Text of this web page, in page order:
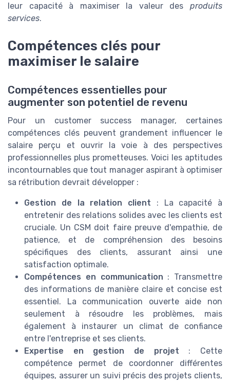
leur capacité à maximiser la valeur des produits
services.
Compétences clés pour
maximiser le salaire
Compétences essentielles pour
augmenter son potentiel de revenu
Pour un customer success manager, certaines
compétences clés peuvent grandement influencer le
salaire perçu et ouvrir la voie à des perspectives
professionnelles plus prometteuses. Voici les aptitudes
incontournables que tout manager aspirant à optimiser
sa rétribution devrait développer :
Gestion de la relation client : La capacité à
entretenir des relations solides avec les clients est
cruciale. Un CSM doit faire preuve d'empathie, de
patience, et de compréhension des besoins
spécifiques des clients, assurant ainsi une
satisfaction optimale.
Compétences en communication : Transmettre
des informations de manière claire et concise est
essentiel. La communication ouverte aide non
seulement à résoudre les problèmes, mais
également à instaurer un climat de confiance
entre l'entreprise et ses clients.
Expertise en gestion de projet : Cette
compétence permet de coordonner différentes
équipes, assurer un suivi précis des projets clients,